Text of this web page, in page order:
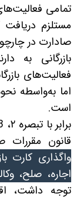
تمامی
مستلزم دریافت
صادارت در
بازرگانی به
فعالیت‌های
اما به‌واسطه
است.
قانون مقررات
واگذاری کارت
اجاره، صلح،
توجه داشت،